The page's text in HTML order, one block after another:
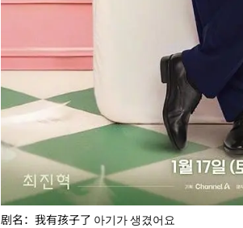
剧名：我有孩子了 아기가 생겼어요